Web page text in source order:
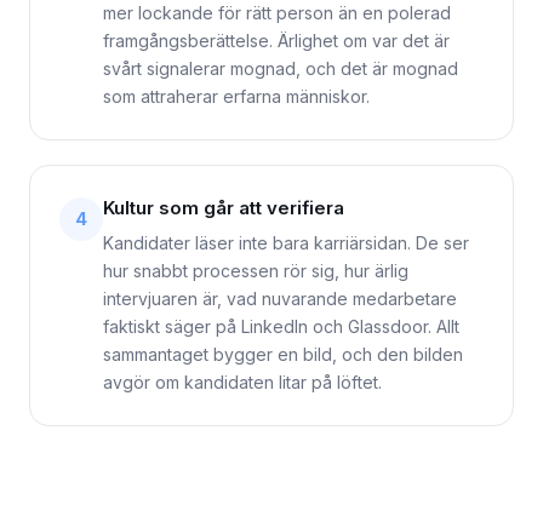
mer lockande för rätt person än en polerad
framgångsberättelse. Ärlighet om var det är
svårt signalerar mognad, och det är mognad
som attraherar erfarna människor.
4 Kultur som går att verifiera
Kandidater läser inte bara karriärsidan. De ser
hur snabbt processen rör sig, hur ärlig
intervjuaren är, vad nuvarande medarbetare
faktiskt säger på LinkedIn och Glassdoor. Allt
sammantaget bygger en bild, och den bilden
avgör om kandidaten litar på löftet.